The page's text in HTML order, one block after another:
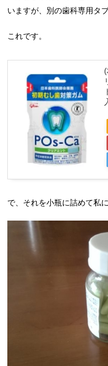
いますが、別の歯科専用タ
これです。
で、それを小瓶に詰めて私